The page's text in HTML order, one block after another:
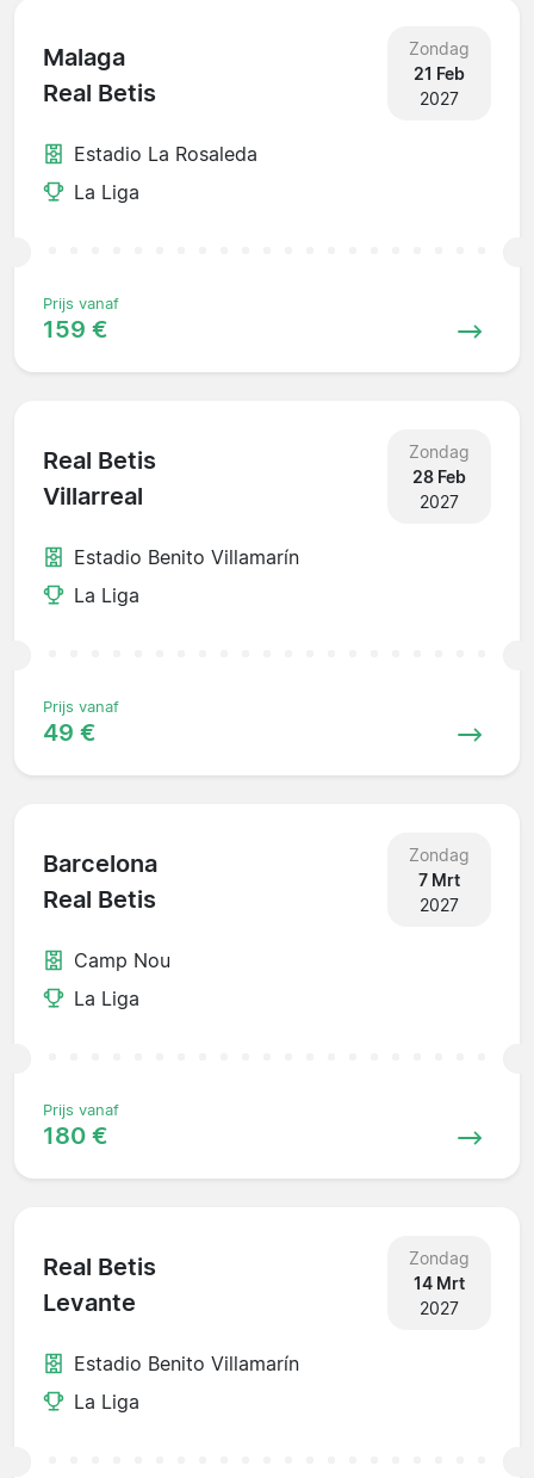
Malaga
Real Betis
Zondag
21 Feb
2027
Estadio La Rosaleda
La Liga
Prijs vanaf
159 €
Real Betis
Villarreal
Zondag
28 Feb
2027
Estadio Benito Villamarín
La Liga
Prijs vanaf
49 €
Barcelona
Real Betis
Zondag
7 Mrt
2027
Camp Nou
La Liga
Prijs vanaf
180 €
Real Betis
Levante
Zondag
14 Mrt
2027
Estadio Benito Villamarín
La Liga